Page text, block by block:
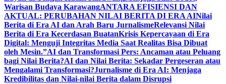
Warisan Budaya KarawangANTARA EFISIENSI DAN
AKTUAL: PERUBAHAN NILAI BERITA DI ERA AINilai
Berita di Era AI dan Arah Baru JurnalismeRelevansi Nilai
Berita di Era Kecerdasan BuatanKrisis Kepercayaan di Era
Digital: Menguji Integritas Media Saat Realitas Bisa Dibuat
oleh Mesin.”AI dan Transformasi Pers: Ancaman atau Peluang
bagi Nilai Berita?AI dan Nilai Berita: Sekadar Pergeseran atau
Mengalami Transformasi?Jurnalisme di Era AI: Menjaga
Kredibilitas dan Nilai-nilai Berita dalam Disrupsi